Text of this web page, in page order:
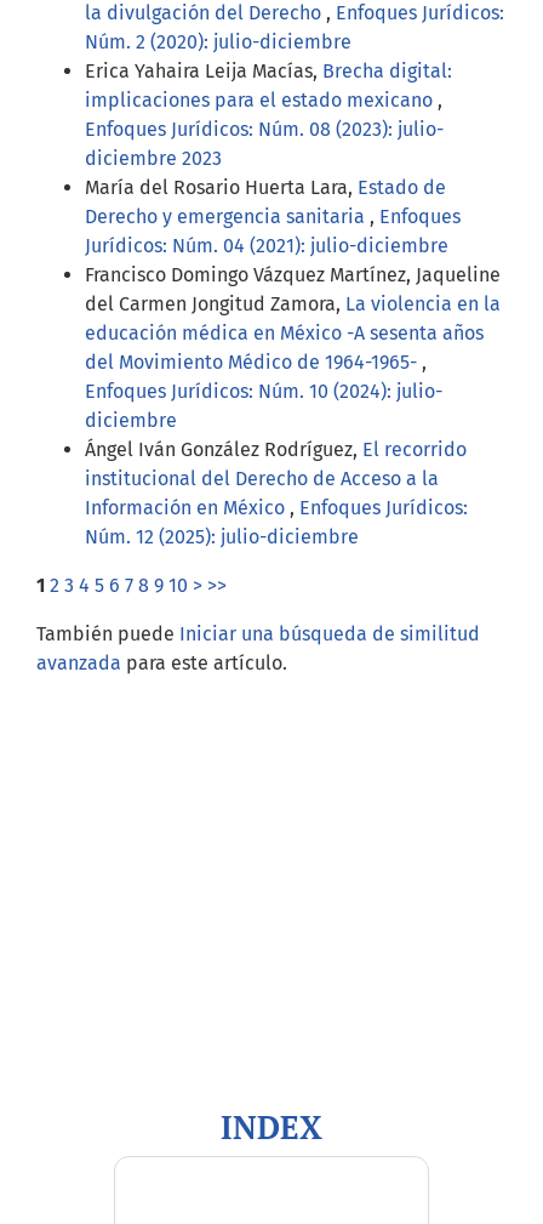
la divulgación del Derecho , Enfoques Jurídicos:
Núm. 2 (2020): julio-diciembre
Erica Yahaira Leija Macías, Brecha digital:
implicaciones para el estado mexicano ,
Enfoques Jurídicos: Núm. 08 (2023): julio-
diciembre 2023
María del Rosario Huerta Lara, Estado de
Derecho y emergencia sanitaria , Enfoques
Jurídicos: Núm. 04 (2021): julio-diciembre
Francisco Domingo Vázquez Martínez, Jaqueline
del Carmen Jongitud Zamora, La violencia en la
educación médica en México -A sesenta años
del Movimiento Médico de 1964-1965- ,
Enfoques Jurídicos: Núm. 10 (2024): julio-
diciembre
Ángel Iván González Rodríguez, El recorrido
institucional del Derecho de Acceso a la
Información en México , Enfoques Jurídicos:
Núm. 12 (2025): julio-diciembre
1 2 3 4 5 6 7 8 9 10 > >>
También puede Iniciar una búsqueda de similitud
avanzada para este artículo.
INDEX